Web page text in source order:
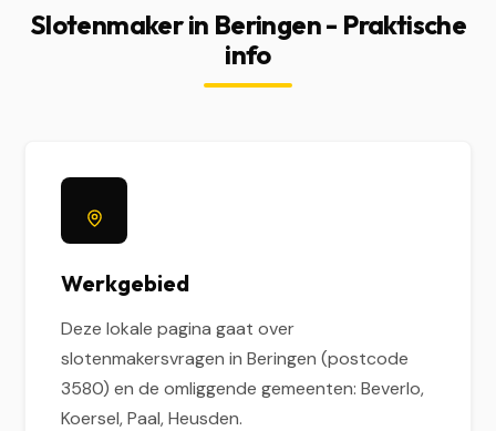
Slotenmaker in Beringen - Praktische
info
Werkgebied
Deze lokale pagina gaat over
slotenmakersvragen in Beringen (postcode
3580) en de omliggende gemeenten: Beverlo,
Koersel, Paal, Heusden.